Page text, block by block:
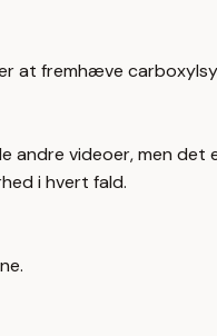
at fremhæve
andre videoer, men
i hvert fald.